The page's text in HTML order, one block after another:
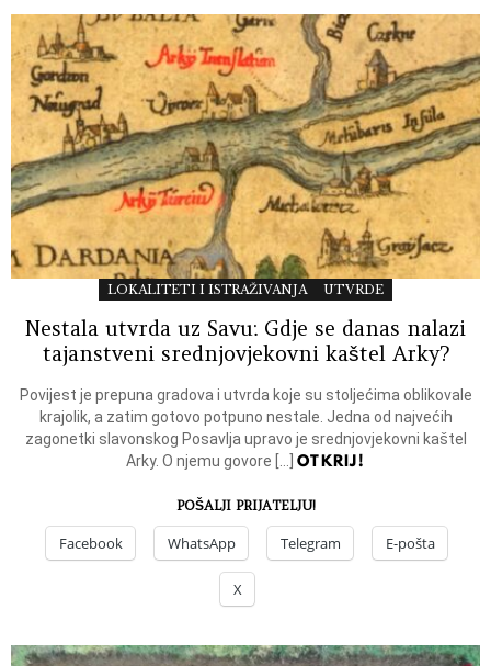
LOKALITETI I ISTRAŽIVANJA UTVRDE
Nestala utvrda uz Savu: Gdje se danas nalazi
tajanstveni srednjovjekovni kaštel Arky?
Povijest je prepuna gradova i utvrda koje su stoljećima oblikovale
krajolik, a zatim gotovo potpuno nestale. Jedna od najvećih
zagonetki slavonskog Posavlja upravo je srednjovjekovni kaštel
Arky. O njemu govore […] OTKRIJ!
POŠALJI PRIJATELJU!
Facebook WhatsApp Telegram E-pošta
X